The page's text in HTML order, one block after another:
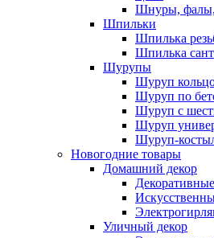
Шнуры, фалы,
Шпильки
Шпилька
Шпилька
Шурупы
Шуруп
Шуруп по
Шуруп с
Шуруп
Шуруп-
Новогодние товары
Домашний декор
Уличный декор